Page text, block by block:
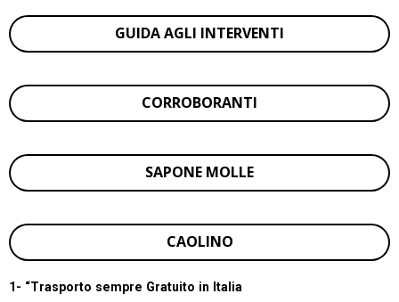
GUIDA AGLI INTERVENTI
CORROBORANTI
SAPONE MOLLE
CAOLINO
1- “Trasporto sempre Gratuito in Italia